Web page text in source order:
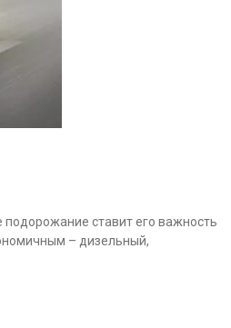
ставит его важность
– дизельный,